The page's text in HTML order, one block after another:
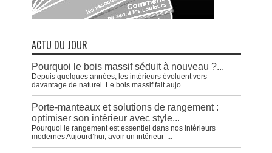
ACTU DU JOUR
Pourquoi le bois massif séduit à nouveau ?...
Depuis quelques années, les intérieurs évoluent vers
davantage de naturel. Le bois massif fait aujo ...
Porte-manteaux et solutions de rangement :
optimiser son intérieur avec style...
Pourquoi le rangement est essentiel dans nos intérieurs
modernes Aujourd’hui, avoir un intérieur ...